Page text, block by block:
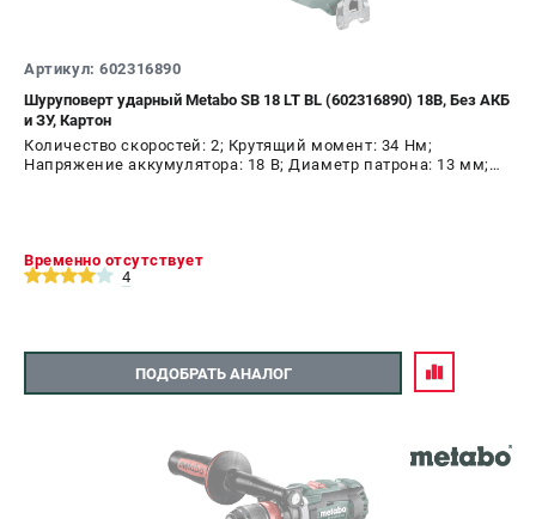
Артикул: 602316890
Шуруповерт ударный Metabo SB 18 LT BL (602316890) 18В, Без АКБ
и ЗУ, Картон
Количество скоростей: 2; Крутящий момент: 34 Нм;
Напряжение аккумулятора: 18 В; Диаметр патрона: 13 мм;
Временно отсутствует
4
ПОДОБРАТЬ АНАЛОГ